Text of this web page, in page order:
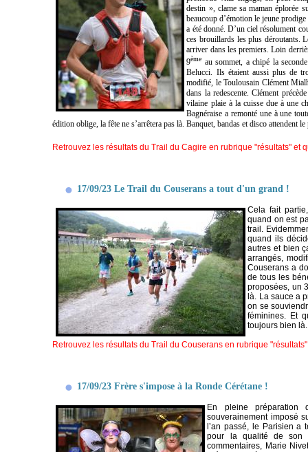
destin », clame sa maman éplorée
beaucoup d’émotion le jeune
a été donné. D’un ciel résolument
ces brouillards les plus déroutants.
arriver dans les premiers. Loin
9ème au sommet, a chipé la
Belucci. Ils étaient aussi plus de
modifié, le Toulousain Clément
dans la redescente. Clément
vilaine plaie à la cuisse due à une
Bagnéraise a remonté une à une
édition oblige, la fête ne s’arrêtera pas là. Banquet, bandas et disco attendent
Retrouvez les résultats du Trail du Cagire en rubrique "résultats" et
17/09/23 Le Trail du Couserans a tout d'un grand !
Cela fait
quand on est
trail.
quand ils
autres et bien
arrangés,
Couserans a
de tous les
proposées, un
là. La sauce a
on se
féminines. Et
toujours bien
Retrouvez les résultats du Trail du Couserans en rubrique
17/09/23 Frère s'impose à la Ronde Cérétane !
En pleine préparation
souverainement imposé
l’an passé, le Parisien a
pour la qualité de son
commentaires, Marie